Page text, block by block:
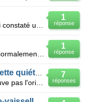
1
réponse
1
réponse
7
réponses